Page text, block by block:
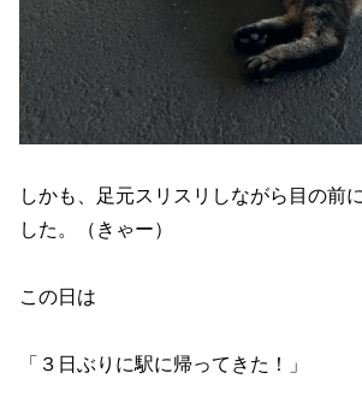
しかも、足元スリスリしながら目の前
した。（きゃー）
この日は
「３日ぶりに駅に帰ってきた！」